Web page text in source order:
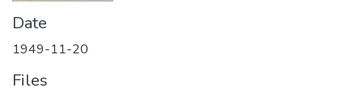
Date
1949-11-20
Files